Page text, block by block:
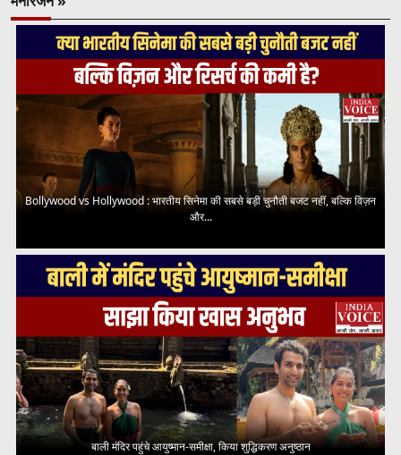
Bollywood vs Hollywood : भारतीय सिनेमा की सबसे बड़ी चुनौती बजट नहीं, बल्कि विज़न
और...
बाली मंदिर पहुंचे आयुष्मान-समीक्षा, किया शुद्धिकरण अनुष्ठान